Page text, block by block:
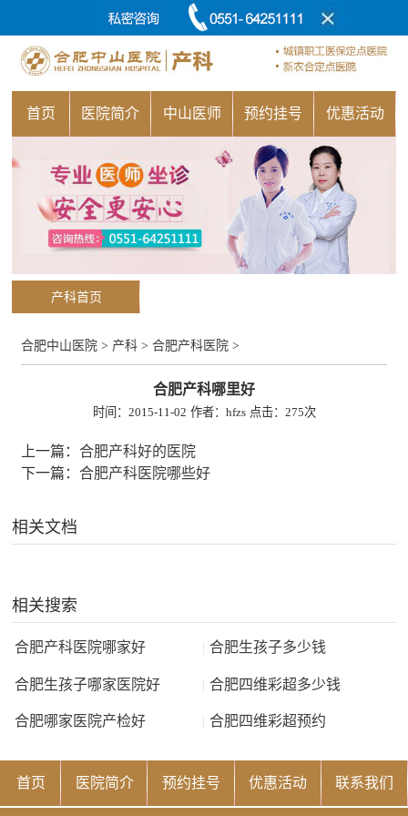
首页 医院简介 中山医师 预约挂号 优惠活动
产科首页
合肥中山医院 > 产科 >合肥产科医院 >
合肥产科哪里好
时间：2015-11-02 作者：hfzs 点击： 275次
上一篇：合肥产科好的医院
下一篇：合肥产科医院哪些好
相关文档
相关搜索
合肥产科医院哪家好 | 合肥生孩子多少钱
合肥生孩子哪家医院好 | 合肥四维彩超多少钱
合肥哪家医院产检好 | 合肥四维彩超预约
首页 医院简介 预约挂号 优惠活动 联系我们